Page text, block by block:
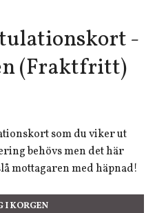
-
(Fraktfritt)
som du viker ut
behövs men det här
mottagaren med häpnad!
I KORGEN